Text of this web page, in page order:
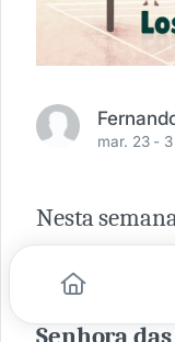
mar. 23 -
Nesta
AQUI
ou